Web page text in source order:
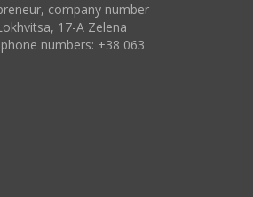
company number
17-A Zelena
numbers: +38 063